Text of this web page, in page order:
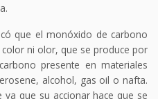
que el monóxido de carbono
ni olor, que se produce por
presente en materiales
alcohol, gas oil o nafta.
que su accionar hace que se